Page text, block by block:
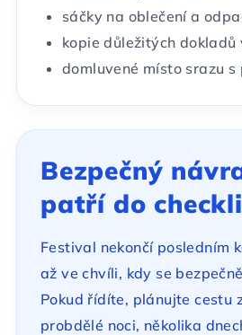
sáčky na oblečení a
kopie důležitých dokladů
domluvené místo srazu s
Bezpečný
patří do
Festival nekončí posledním
až ve chvíli, kdy se
Pokud řídíte, plánujte cestu
probdělé noci, několika